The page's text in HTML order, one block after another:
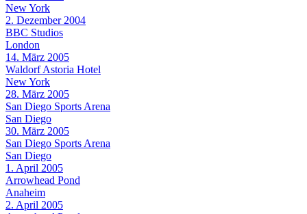
New York
2. Dezember 2004
BBC Studios
London
14. März 2005
Waldorf Astoria Hotel
New York
28. März 2005
San Diego Sports Arena
San Diego
30. März 2005
San Diego Sports Arena
San Diego
1. April 2005
Arrowhead Pond
Anaheim
2. April 2005